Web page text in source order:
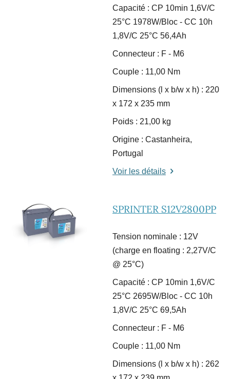
Capacité : CP 10min 1,6V/C
25°C 1978W/Bloc - CC 10h
1,8V/C 25°C 56,4Ah
Connecteur : F - M6
Couple : 11,00 Nm
Dimensions (l x b/w x h) : 220
x 172 x 235 mm
Poids : 21,00 kg
Origine : Castanheira,
Portugal
Voir les détails
SPRINTER S12V2800PP
Tension nominale : 12V
(charge en floating : 2,27V/C
@ 25°C)
Capacité : CP 10min 1,6V/C
25°C 2695W/Bloc - CC 10h
1,8V/C 25°C 69,5Ah
Connecteur : F - M6
Couple : 11,00 Nm
Dimensions (l x b/w x h) : 262